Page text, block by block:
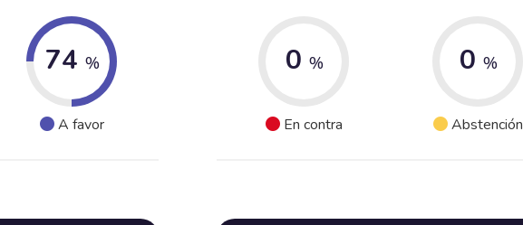
74 %
A favor
0 %
En contra
0 %
Abstención